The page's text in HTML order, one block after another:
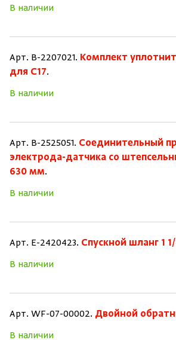
В наличии
Арт. B-2207021. Комплект
для C17.
В наличии
Арт. B-2525051. Соединительный
электрода-датчика со
630 мм.
В наличии
Арт. E-2420423. Спускной шланг 1
В наличии
Арт. WF-07-00002. Двойной
В наличии